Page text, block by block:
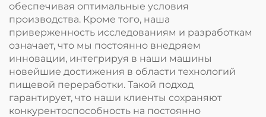
обеспечивая оптимальные условия
производства. Кроме того, наша
приверженность исследованиям и разработкам
означает, что мы постоянно внедряем
инновации, интегрируя в наши машины
новейшие достижения в области технологий
пищевой переработки. Такой подход
гарантирует, что наши клиенты сохраняют
конкурентоспособность на постоянно